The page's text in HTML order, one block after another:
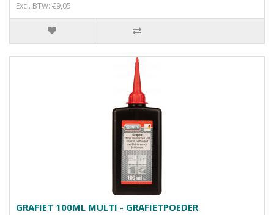
Excl. BTW: €9,05
GRAFIET 100ML MULTI - GRAFIETPOEDER